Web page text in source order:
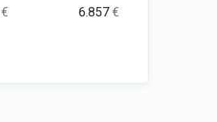
€ 6.857€